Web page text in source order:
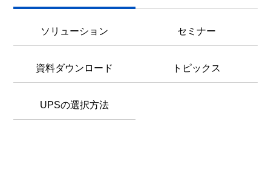
ソリューション セミナー
資料ダウンロード トピックス
UPSの選択方法